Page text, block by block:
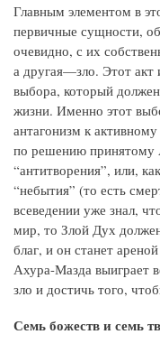
Главным элементом в
первичные сущности,
очевидно, с их
а другая—зло. Этот акт
выбора, который
жизни. Именно этот
антагонизм к
по решению принятому
“антитворения”, или,
“небытия” (то есть
всеведении уже знал,
мир, то Злой Дух
благ, и он станет
Ахура-Мазда выиграет
зло и достичь того,
Семь божеств и семь